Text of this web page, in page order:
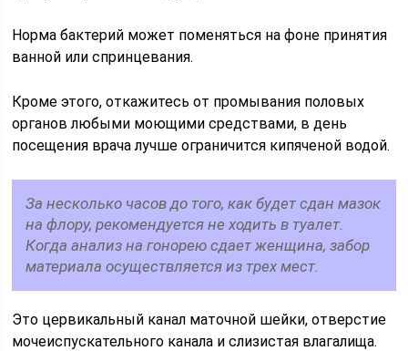
Норма бактерий может поменяться на фоне принятия
ванной или спринцевания.
Кроме этого, откажитесь от промывания половых
органов любыми моющими средствами, в день
посещения врача лучше ограничится кипяченой водой.
За несколько часов до того, как будет сдан мазок
на флору, рекомендуется не ходить в туалет.
Когда анализ на гонорею сдает женщина, забор
материала осуществляется из трех мест.
Это цервикальный канал маточной шейки, отверстие
мочеиспускательного канала и слизистая влагалища.